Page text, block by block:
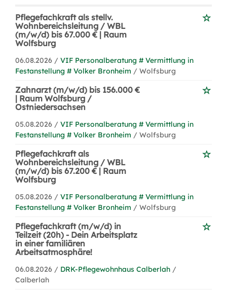
Pflegefachkraft als stellv.
Wohnbereichsleitung / WBL
(m/w/d) bis 67.000 € | Raum
Wolfsburg
06.08.2026 / VIF Personalberatung # Vermittlung in
Festanstellung # Volker Bronheim / Wolfsburg
Zahnarzt (m/w/d) bis 156.000 €
| Raum Wolfsburg /
Ostniedersachsen
05.08.2026 / VIF Personalberatung # Vermittlung in
Festanstellung # Volker Bronheim / Wolfsburg
Pflegefachkraft als
Wohnbereichsleitung / WBL
(m/w/d) bis 67.200 € | Raum
Wolfsburg
05.08.2026 / VIF Personalberatung # Vermittlung in
Festanstellung # Volker Bronheim / Wolfsburg
Pflegefachkraft (m/w/d) in
Teilzeit (20h) - Dein Arbeitsplatz
in einer familiären
Arbeitsatmosphäre!
06.08.2026 / DRK-Pflegewohnhaus Calberlah /
Calberlah